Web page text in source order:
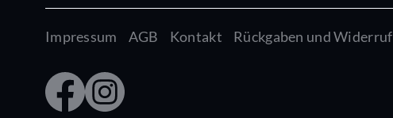
Impressum AGB Kontakt Rückgaben und Widerruf
Faceb
ook
Insta
gram